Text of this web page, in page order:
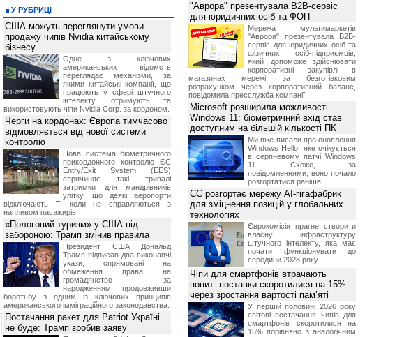
У РУБРИЦІ
США можуть переглянути умови
продажу чипів Nvidia китайському
бізнесу
Одне з ключових
американських відомств
переглядає механізми, за
якими китайські компанії, що
працюють у сфері штучного
інтелекту, отримують та
використовують чіпи Nvidia Corp. за кордоном.
Черги на кордонах: Європа тимчасово
відмовляється від нової системи
контролю
Нова система біометричного
прикордонного контролю ЄС
Entry/Exit System (EES)
спричиняє такі тривалі
затримки для мандрівників
улітку, що деякі аеропорти
відключають її, коли не справляються з
напливом пасажирів.
«Пологовий туризм» у США під
забороною: Трамп змінив правила
Президент США Дональд
Трамп підписав два виконавчі
укази, спрямовані на
обмеження права на
громадянство за
народженням, продовживши
боротьбу з одним із ключових принципів
американського імміграційного законодавства.
Постачання ракет для Patriot Україні
не буде: Трамп зробив заяву
"Аврора" презентувала B2B-сервіс
для юридичних осіб та ФОП
Мережа мультимаркетів
"Аврора" презентувала B2B-
сервіс для юридичних осіб та
фізичних осіб-підприємців,
який допоможе здійснювати
корпоративні закупівлі в
магазинах мережі за безготівковим
розрахунком через корпоративний баланс,
повідомила пресслужба компанії.
Microsoft розширила можливості
Windows 11: біометричний вхід став
доступним на більшій кількості ПК
Ми вже писали про оновлення
Windows Hello, яке очікується
в серпневому патчі Windows
11. Схоже, за
повідомленнями, воно почало
розгортатися раніше.
ЄС розгортає мережу AI-гігафабрик
для зміцнення позицій у глобальних
технологіях
Єврокомісія прагне створити
власну інфраструктуру
штучного інтелекту, яка має
почати функціонувати до
середини 2028 року
Чіпи для смартфонів втрачають
попит: поставки скоротилися на 15%
через зростання вартості пам’яті
У першій половині 2026 року
світові постачання чипів для
смартфонів скоротилися на
15% порівняно з аналогічним